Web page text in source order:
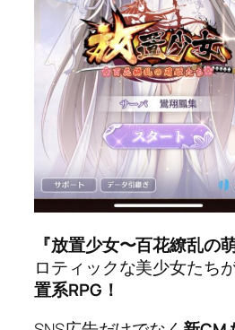
『放置少女〜百花繚乱の
ロティックな美少女たち
置系RPG！